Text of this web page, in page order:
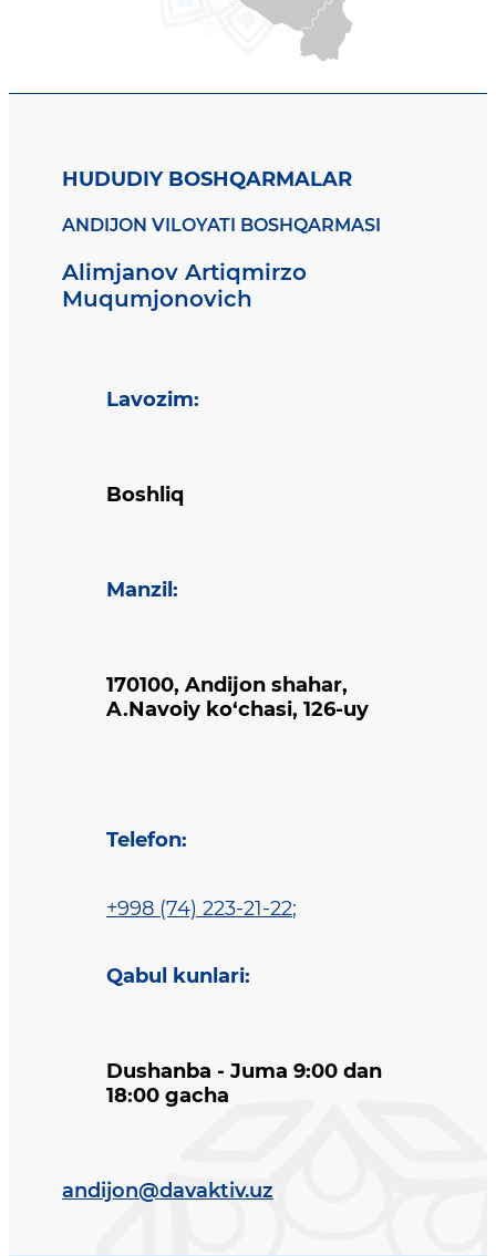
HUDUDIY BOSHQARMALAR
ANDIJON VILOYATI BOSHQARMASI
Alimjanov Artiqmirzo
Muqumjonovich
Lavozim:
Boshliq
Manzil :
170100, Andijon shahar,
A.Navoiy ko‘chasi, 126-uy
Telefon:
+998 (74) 223-21-22;
Qabul kunlari:
Dushanba - Juma 9:00 dan
18:00 gacha
andijon@davaktiv.uz